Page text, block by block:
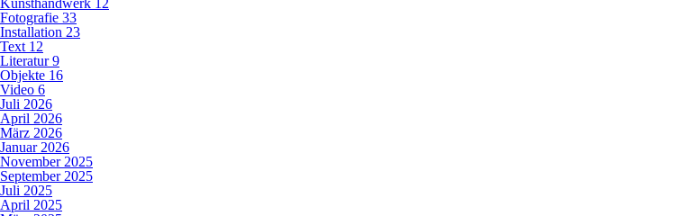
Kunsthandwerk 12
Fotografie 33
Installation 23
Text 12
Literatur9
Objekte 16
Video 6
Juli 2026
April 2026
März 2026
Januar 2026
November 2025
September 2025
Juli 2025
April 2025